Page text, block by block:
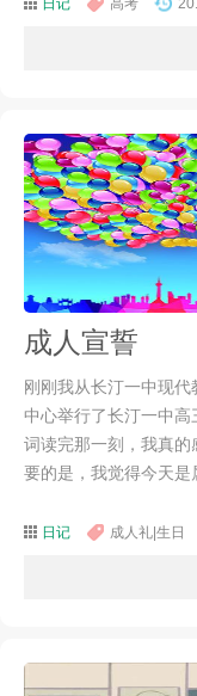
日记 高考
成人宣誓
刚刚我从长汀一中现
中心举行了长汀一中
词读完那一刻，我真
要的是，我觉得今天是
日记 成人礼|生日